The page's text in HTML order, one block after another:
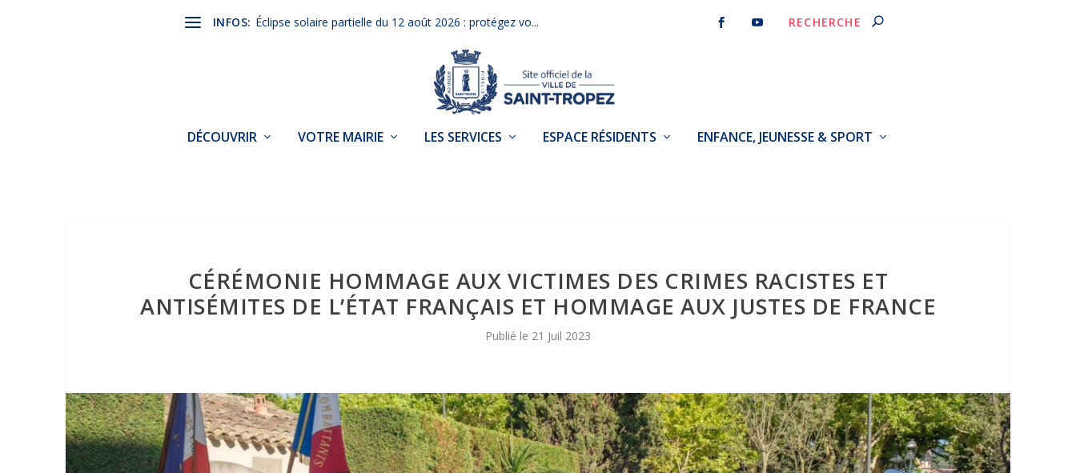
INFOS: Éclipse solaire partielle du 12 août 2026 : protégez vo...
DÉCOUVRIR VOTRE MAIRIE LES SERVICES ESPACE RÉSIDENTS ENFANCE, JEUNESSE & SPORT
CÉRÉMONIE HOMMAGE AUX VICTIMES DES CRIMES RACISTES ET
ANTISÉMITES DE L’ÉTAT FRANÇAIS ET HOMMAGE AUX JUSTES DE FRANCE
21 Juil 2023